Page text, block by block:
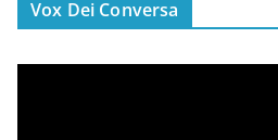
Vox Dei Conversa